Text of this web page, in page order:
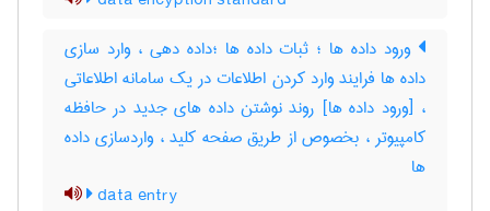
ورود داده ها ؛ ثبات داده ها ؛داده دهی ، وارد سازی
داده ها فرایند وارد کردن اطلاعات در یک سامانه اطلاعاتی
، [ورود داده ها] روند نوشتن داده های جدید در حافظه
کامپیوتر ، بخصوص از طریق صفحه کلید ، واردسازی داده
‌ها
data entry